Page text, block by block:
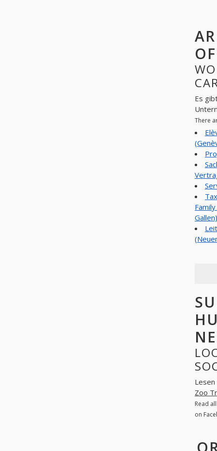
Es
There
Gallen)
Zoo
Read
on